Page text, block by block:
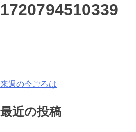
1720794510339
投
稿
来週の今ごろは
最近の投稿